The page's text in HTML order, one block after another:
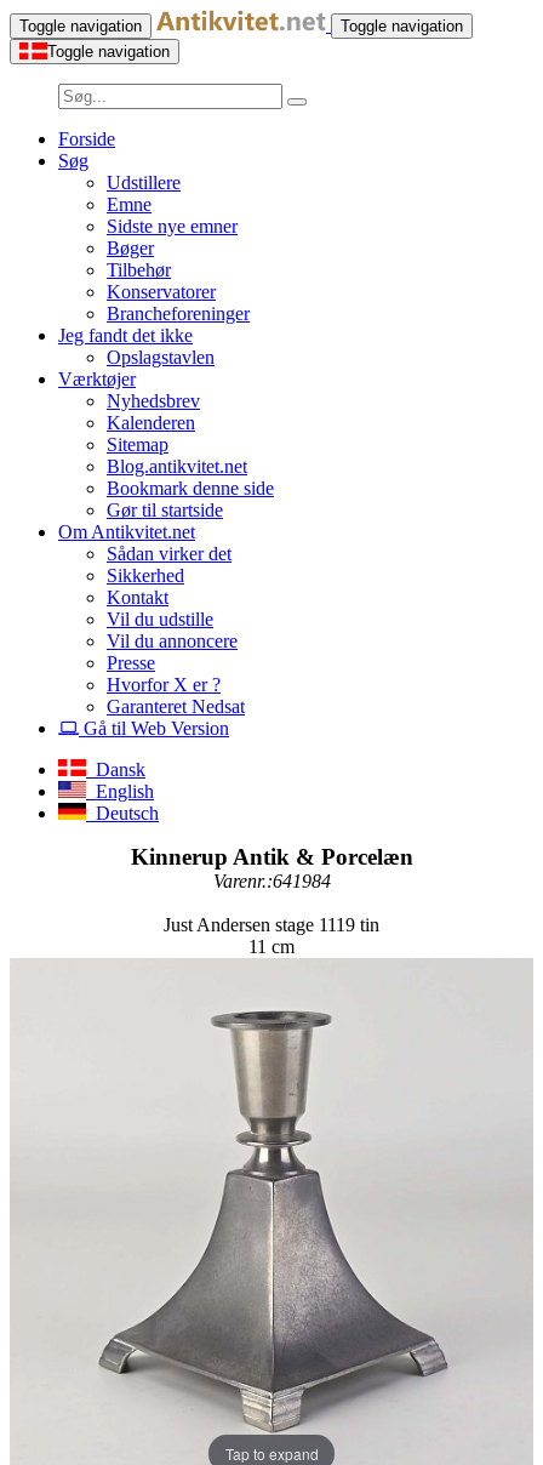
Toggle navigation
Toggle navigation
Toggle navigation
Forside
Søg
Udstillere
Emne
Sidste nye emner
Bøger
Tilbehør
Konservatorer
Brancheforeninger
Jeg fandt det ikke
Opslagstavlen
Værktøjer
Nyhedsbrev
Kalenderen
Sitemap
Blog.antikvitet.net
Bookmark denne side
Gør til startside
Om Antikvitet.net
Sådan virker det
Sikkerhed
Kontakt
Vil du udstille
Vil du annoncere
Presse
Hvorfor X er ?
Garanteret Nedsat
Gå til Web Version
Dansk
English
Deutsch
Kinnerup Antik & Porcelæn
Varenr.:641984
Just Andersen stage 1119 tin
11 cm
Tap to expand